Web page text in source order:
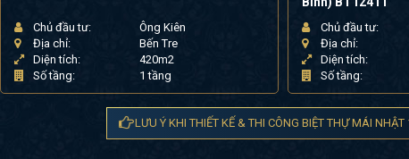
Chủ đầu tư:
Ông Kiên
Địa chỉ:
Bến Tre
Diện tích:
420m2
Số tầng:
1 tầng
Chủ đầu tư:
Địa chỉ:
Diện tích:
Số tầng:
LƯU Ý KHI THIẾT KẾ & THI CÔNG BIỆT THỰ MÁI NHẬT